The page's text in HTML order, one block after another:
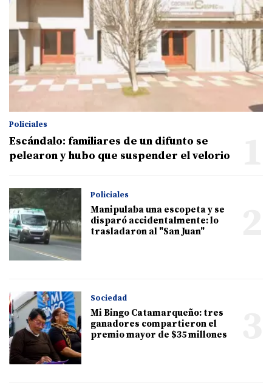
Policiales
Escándalo: familiares de un difunto se
pelearon y hubo que suspender el velorio
Policiales
Manipulaba una escopeta y se
disparó accidentalmente: lo
trasladaron al "San Juan"
Sociedad
Mi Bingo Catamarqueño: tres
ganadores compartieron el
premio mayor de $35 millones